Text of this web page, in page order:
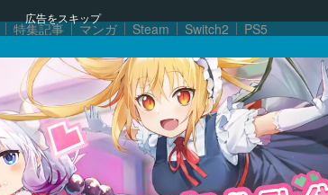
広告をスキップ
特集記事 マンガ Steam Switch2 PS5